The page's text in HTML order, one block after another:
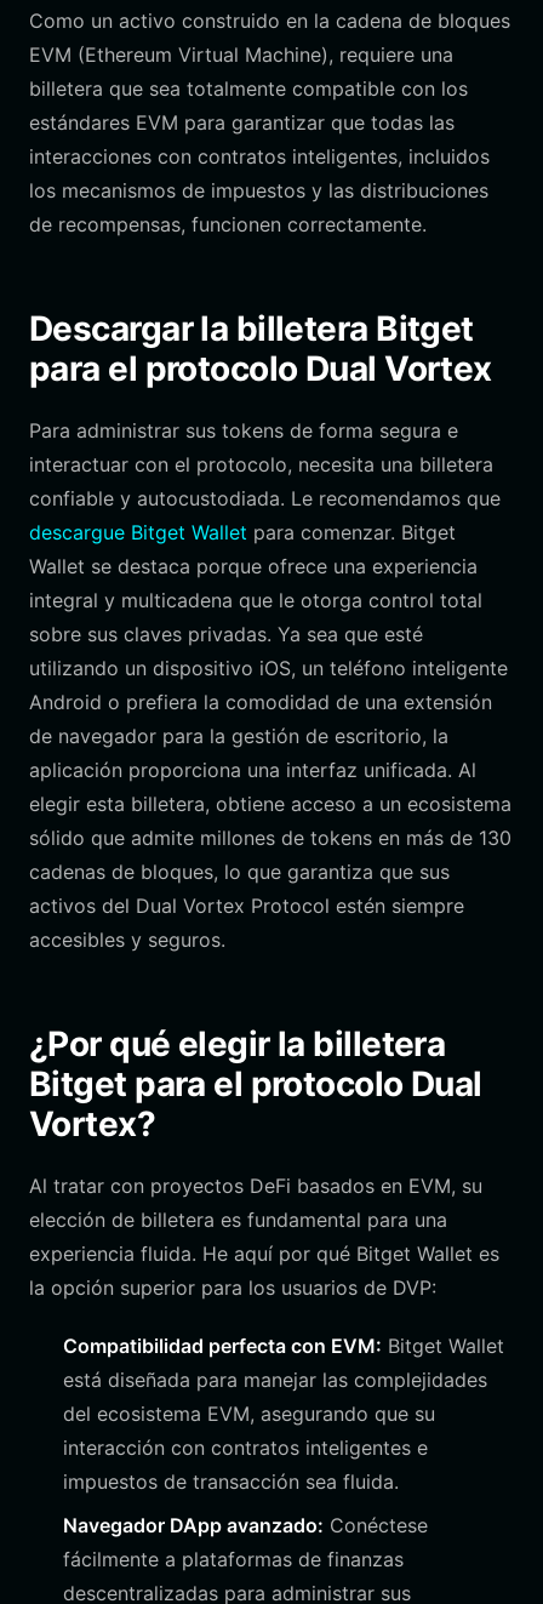
Como un activo construido en la cadena de bloques
EVM (Ethereum Virtual Machine), requiere una
billetera que sea totalmente compatible con los
estándares EVM para garantizar que todas las
interacciones con contratos inteligentes, incluidos
los mecanismos de impuestos y las distribuciones
de recompensas, funcionen correctamente.
Descargar la billetera Bitget
para el protocolo Dual Vortex
Para administrar sus tokens de forma segura e
interactuar con el protocolo, necesita una billetera
confiable y autocustodiada. Le recomendamos que
descargue Bitget Wallet para comenzar. Bitget
Wallet se destaca porque ofrece una experiencia
integral y multicadena que le otorga control total
sobre sus claves privadas. Ya sea que esté
utilizando un dispositivo iOS, un teléfono inteligente
Android o prefiera la comodidad de una extensión
de navegador para la gestión de escritorio, la
aplicación proporciona una interfaz unificada. Al
elegir esta billetera, obtiene acceso a un ecosistema
sólido que admite millones de tokens en más de 130
cadenas de bloques, lo que garantiza que sus
activos del Dual Vortex Protocol estén siempre
accesibles y seguros.
¿Por qué elegir la billetera
Bitget para el protocolo Dual
Vortex?
Al tratar con proyectos DeFi basados en EVM, su
elección de billetera es fundamental para una
experiencia fluida. He aquí por qué Bitget Wallet es
la opción superior para los usuarios de DVP:
Compatibilidad perfecta con EVM: Bitget Wallet
está diseñada para manejar las complejidades
del ecosistema EVM, asegurando que su
interacción con contratos inteligentes e
impuestos de transacción sea fluida.
Navegador DApp avanzado: Conéctese
fácilmente a plataformas de finanzas
descentralizadas para administrar sus